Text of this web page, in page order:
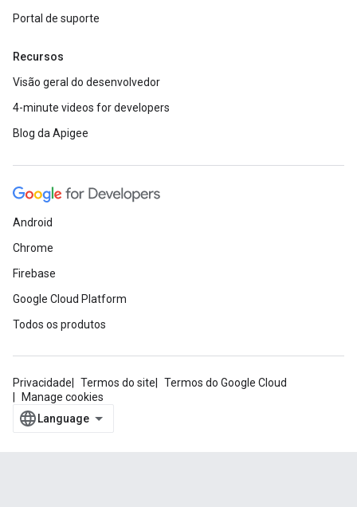
Portal de suporte
Recursos
Visão geral do desenvolvedor
4-minute videos for developers
Blog da Apigee
Android
Chrome
Firebase
Google Cloud Platform
Todos os produtos
Privacidade Termos do site
Termos do Google Cloud
Manage cookies